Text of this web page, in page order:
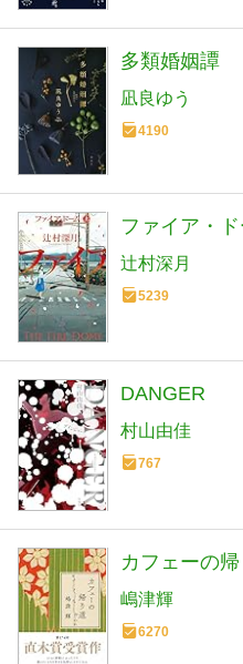
多類婚姻譚
凪良ゆう
4190
ファイア・
辻村深月
5239
DANGER
村山由佳
767
カフェーの
嶋津輝
6270